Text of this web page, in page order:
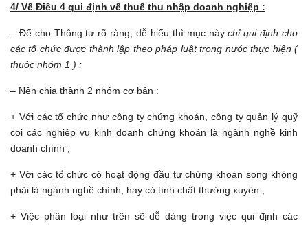
4/ Về Điều 4 qui định về thuế thu nhập doanh nghiệp :
– Để cho Thông tư rõ ràng, dễ hiểu thì mục nàychỉ qui định cho
các tổ chức được thành lập theo pháp luật trong nước thực hiện (
thuộc nhóm 1 ) ;
– Nên chia thành 2 nhóm cơ bản :
+ Với các tổ chức như công ty chứng khoán, công ty quản lý quỹ
coi các nghiệp vụ kinh doanh chứng khoán là ngành nghề kinh
doanh chính ;
+ Với các tổ chức có hoạt động đầu tư chứng khoán song không
phải là ngành nghề chính, hay có tính chất thường xuyên ;
+ Việc phân loại như trên sẽ dễ dàng trong việc qui định các